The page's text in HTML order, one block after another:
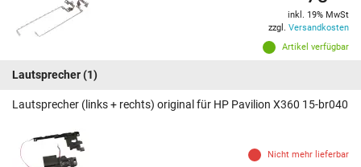
Artikel verfügbar
inkl. 19% MwSt
zzgl. Versandkosten
Lautsprecher(1)
Lautsprecher (links + rechts) original für HP Pavilion X360 15-br040
Nicht mehr lieferbar